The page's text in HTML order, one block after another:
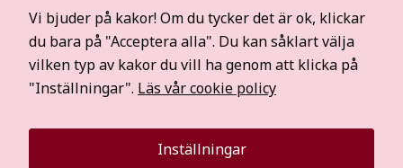
Visselblåsartjänst
Hitta oss på sociala medier
Mer information
För medier
Räddningstjänsten Dala Mitt
Vi bjuder på kakor! Om du tycker det är ok, klickar
du bara på "Acceptera alla". Du kan såklart välja
vilken typ av kakor du vill ha genom att klicka på
"Inställningar". Läs vår cookie policy
Inställningar
hemsidan.
Marknadsföring
Genom att dela
beteende när du